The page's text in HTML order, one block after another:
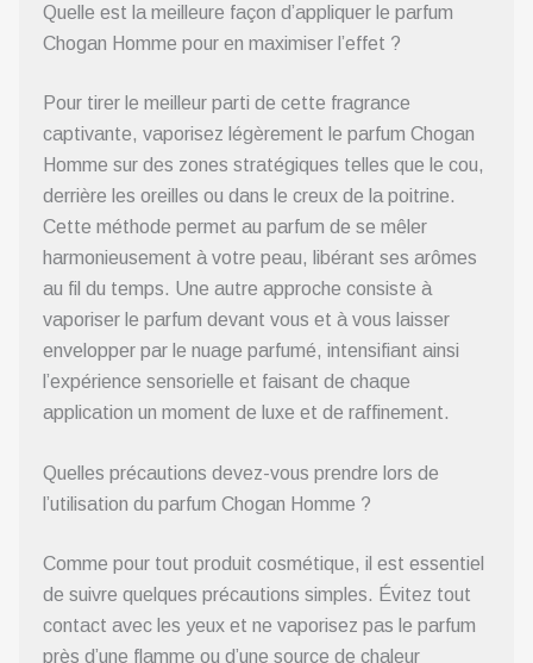
Quelle est la meilleure façon d’appliquer le parfum
Chogan Homme pour en maximiser l’effet ?
Pour tirer le meilleur parti de cette fragrance
captivante, vaporisez légèrement le parfum Chogan
Homme sur des zones stratégiques telles que le cou,
derrière les oreilles ou dans le creux de la poitrine.
Cette méthode permet au parfum de se mêler
harmonieusement à votre peau, libérant ses arômes
au fil du temps. Une autre approche consiste à
vaporiser le parfum devant vous et à vous laisser
envelopper par le nuage parfumé, intensifiant ainsi
l’expérience sensorielle et faisant de chaque
application un moment de luxe et de raffinement.
Quelles précautions devez-vous prendre lors de
l’utilisation du parfum Chogan Homme ?
Comme pour tout produit cosmétique, il est essentiel
de suivre quelques précautions simples. Évitez tout
contact avec les yeux et ne vaporisez pas le parfum
près d’une flamme ou d’une source de chaleur